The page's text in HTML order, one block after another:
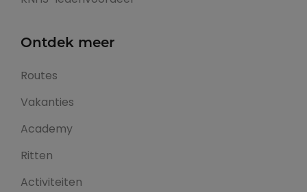
Ontdek meer
Routes
Vakanties
Academy
Ritten
Activiteiten